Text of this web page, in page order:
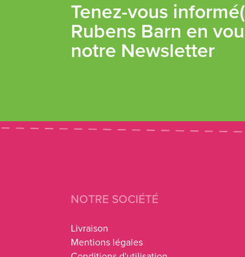
Tenez-vous
Rubens Barn en
notre Newsletter
NOTRE SOCIÉTÉ
Livraison
Mentions légales